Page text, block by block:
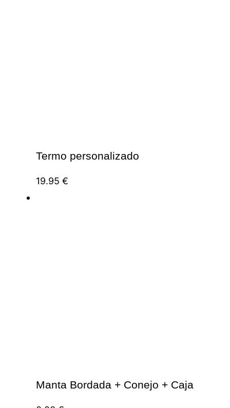
Termo personalizado
19.95 €
Manta Bordada + Conejo + Caja